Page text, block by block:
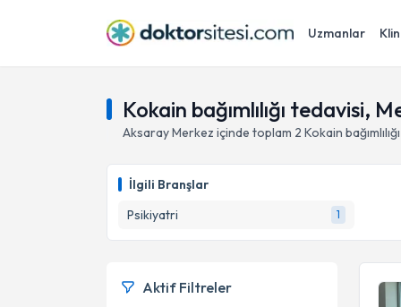
Uzmanlar
Kokain bağımlılığı tedavisi,
AksarayMerkez içinde toplam 2 Kokain
İlgili Branşlar
Psikiyatri
1
Aktif Filtreler